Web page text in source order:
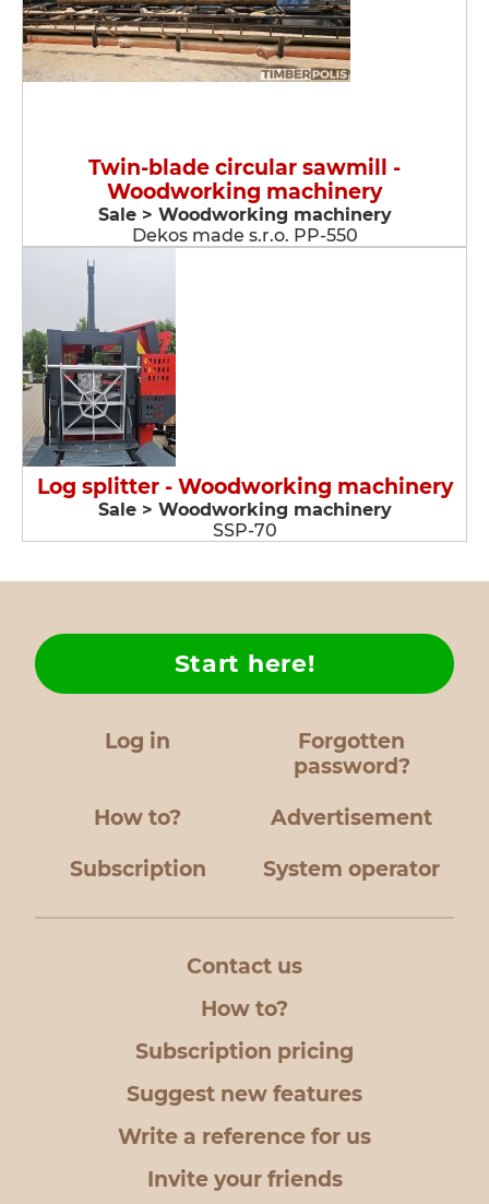
Twin-blade circular sawmill -
Woodworking machinery
Sale > Woodworking machinery
Dekos made s.r.o. PP-550
Log splitter - Woodworking machinery
Sale > Woodworking machinery
SSP-70
Log in
Forgotten
password?
How to?
Start here!
Advertisement
Subscription System operator
Contact us
How to?
Subscription pricing
Suggest new features
Write a reference for us
Invite your friends